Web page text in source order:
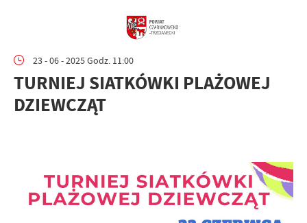
23 - 06 - 2025 Godz. 11:00
TURNIEJ SIATKÓWKI PLAŻOWEJ
DZIEWCZĄT